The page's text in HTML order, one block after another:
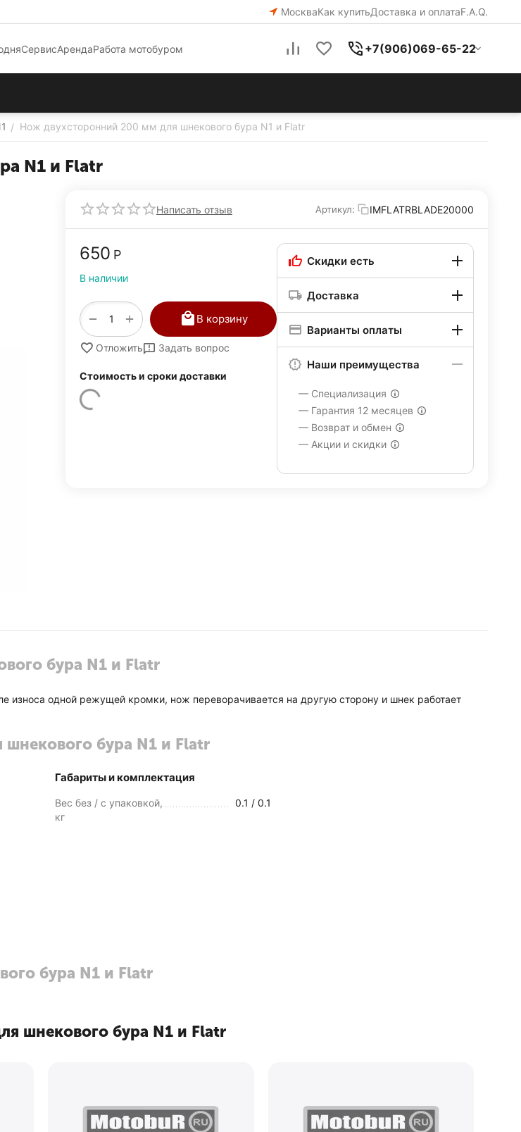
МоскваКак купитьДоставка и оплатаF.A.Q.
СервисАрендаРабота мотобуром +7(906)069-65-22
/ Нож двухсторонний 200 мм для шнекового бура N1 и Flatr
N1 и Flatr
Написать отзыв Артикул: IMFLATRBLADE20000
‍650‍ Р
В наличии
+
− В корзину
Отложить Задать вопрос
Стоимость и сроки доставки
Скидки есть
Доставка
Варианты оплаты
Наши преимущества
— Специализация
— Гарантия 12 месяцев
— Возврат и обмен
— Акции и скидки
бура N1 и Flatr
одной режущей кромки, нож переворачивается на другую сторону и шнек работает
бура N1 и Flatr
Габариты и комплектация
Вес без / с упаковкой,
кг
0.1 / 0.1
бура N1 и Flatr
шнекового бура N1 и Flatr